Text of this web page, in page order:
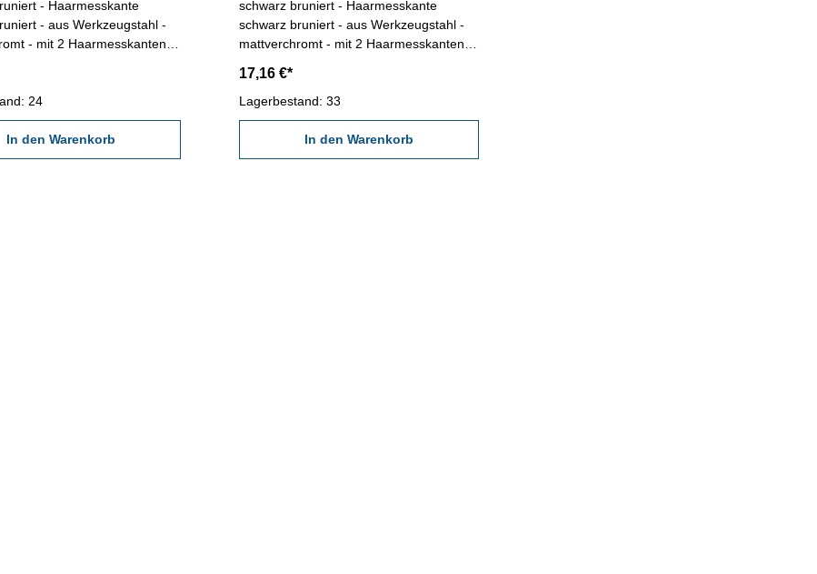
- Haarmesskante
- aus Werkzeugstahl -
- mit 2 Haarmesskanten,
50 x 40
24
In den Warenkorb
schwarz bruniert - Haarmesskante
schwarz bruniert - aus Werkzeugstahl -
mattverchromt - mit 2 Haarmesskanten,
im Behältnis/Kasten Abmessung: 75 x 50
mm
17,16 €*
Lagerbestand: 33
In den Warenkorb